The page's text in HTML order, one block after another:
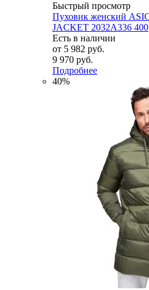
Быстрый просмотр
Пуховик женский
JACKET 2032A336 400
Есть в наличии
от 5 982 руб.
9 970 руб.
Подробнее
40%